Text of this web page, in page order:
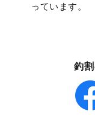
っています。
釣